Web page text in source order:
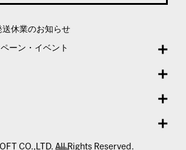
休業のお知らせ
ーン・イベント
CO.,LTD. All Rights Reserved.